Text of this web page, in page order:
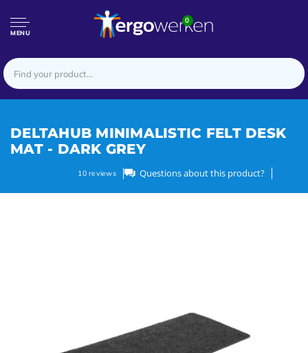
MENU
0
DELTAHUB MINIMALISTIC FELT DESK
MAT - DARK GREY
10reviews Questions about this product?